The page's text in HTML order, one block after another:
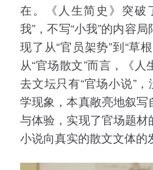
在。《人生简史》突破
我”，不写“小我”的内容
现了从“官员架势”到“草
从“官场散文”而言，《
去文坛只有“官场小说”
学现象，本真敞亮地叙
与体验，实现了官场题
小说向真实的散文文体的